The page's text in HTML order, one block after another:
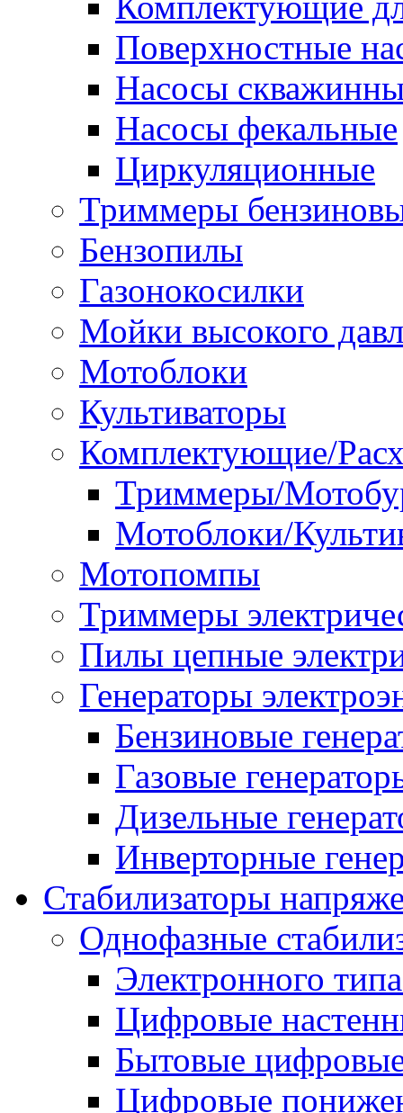
Поверхностные
Насосы
Насосы фекальные
Циркуляционные
Триммеры
Бензопилы
Газонокосилки
Мойки высокого
Мотоблоки
Культиваторы
Комплектующие/
Триммеры/
Мотоблоки/
Мотопомпы
Триммеры
Пилы цепные
Генераторы
Бензиновые
Газовые
Дизельные
Инверторные
Стабилизаторы
Однофазные
Электронного
Цифровые
Бытовые
Цифровые